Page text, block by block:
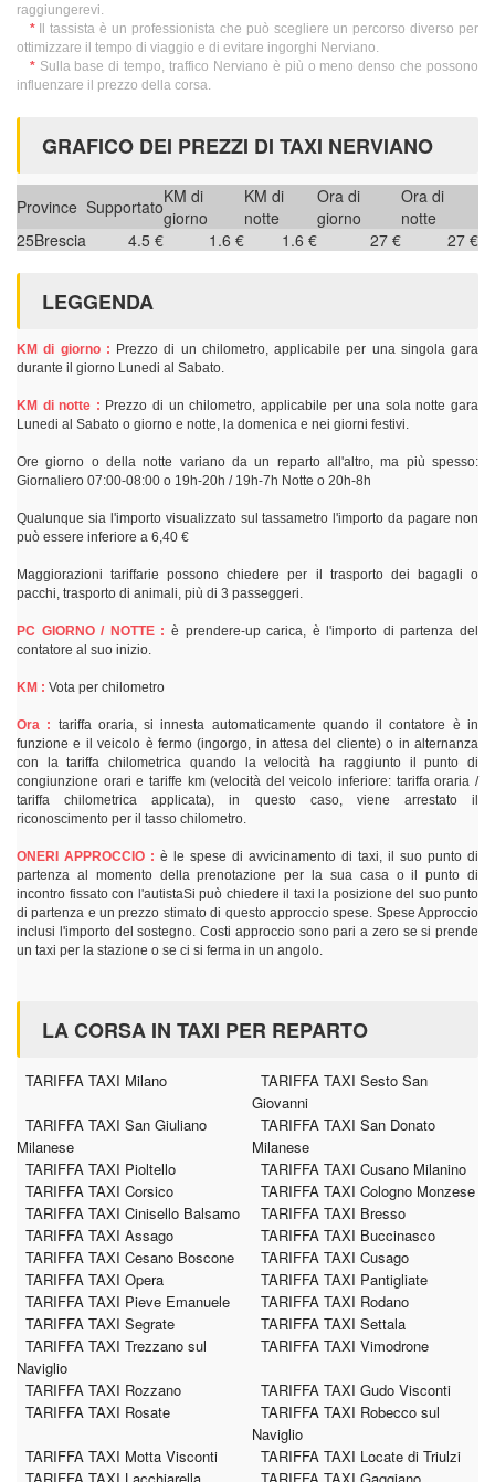
raggiungerevi.
*Il tassista è un professionista che può scegliere un percorso diverso per
ottimizzare il tempo di viaggio e di evitare ingorghi Nerviano.
*Sulla base di tempo, traffico Nerviano è più o meno denso che possono
influenzare il prezzo della corsa.
GRAFICO DEI PREZZI DI TAXI NERVIANO
Province SupportatoKM di
giorno
KM di
notte
Ora di
giorno
Ora di
notte
25Brescia 4.5 € 1.6 € 1.6 € 27 € 27 €
LEGGENDA
KM di giorno : Prezzo di un chilometro, applicabile per una singola gara
durante il giorno Lunedi al Sabato.
KM di notte : Prezzo di un chilometro, applicabile per una sola notte gara
Lunedi al Sabato o giorno e notte, la domenica e nei giorni festivi.
Ore giorno o della notte variano da un reparto all'altro, ma più spesso:
Giornaliero 07:00-08:00 o 19h-20h / 19h-7h Notte o 20h-8h
Qualunque sia l'importo visualizzato sul tassametro l'importo da pagare non
può essere inferiore a 6,40 €
Maggiorazioni tariffarie possono chiedere per il trasporto dei bagagli o
pacchi, trasporto di animali, più di 3 passeggeri.
PC GIORNO / NOTTE : è prendere-up carica, è l'importo di partenza del
contatore al suo inizio.
KM : Vota per chilometro
Ora : tariffa oraria, si innesta automaticamente quando il contatore è in
funzione e il veicolo è fermo (ingorgo, in attesa del cliente) o in alternanza
con la tariffa chilometrica quando la velocità ha raggiunto il punto di
congiunzione orari e tariffe km (velocità del veicolo inferiore: tariffa oraria /
tariffa chilometrica applicata), in questo caso, viene arrestato il
riconoscimento per il tasso chilometro.
ONERI APPROCCIO : è le spese di avvicinamento di taxi, il suo punto di
partenza al momento della prenotazione per la sua casa o il punto di
incontro fissato con l'autistaSi può chiedere il taxi la posizione del suo punto
di partenza e un prezzo stimato di questo approccio spese. Spese Approccio
inclusi l'importo del sostegno. Costi approccio sono pari a zero se si prende
un taxi per la stazione o se ci si ferma in un angolo.
LA CORSA IN TAXI PER REPARTO
TARIFFA TAXI Milano
TARIFFA TAXI Sesto San
Giovanni
TARIFFA TAXI San Giuliano
Milanese
TARIFFA TAXI San Donato
Milanese
TARIFFA TAXI Pioltello
TARIFFA TAXI Cusano Milanino
TARIFFA TAXI Corsico
TARIFFA TAXI Cologno Monzese
TARIFFA TAXI Cinisello Balsamo
TARIFFA TAXI Bresso
TARIFFA TAXI Assago
TARIFFA TAXI Buccinasco
TARIFFA TAXI Cesano Boscone
TARIFFA TAXI Cusago
TARIFFA TAXI Opera
TARIFFA TAXI Pantigliate
TARIFFA TAXI Pieve Emanuele
TARIFFA TAXI Rodano
TARIFFA TAXI Segrate
TARIFFA TAXI Settala
TARIFFA TAXI Trezzano sul
Naviglio
TARIFFA TAXI Vimodrone
TARIFFA TAXI Rozzano
TARIFFA TAXI Gudo Visconti
TARIFFA TAXI Rosate
TARIFFA TAXI Robecco sul
Naviglio
TARIFFA TAXI Motta Visconti
TARIFFA TAXI Locate di Triulzi